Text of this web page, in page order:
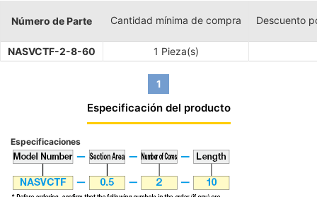
Número de Parte Cantidad mínima de compra Descuento
NASVCTF-2-8-60 1 Pieza(s)
1
Especificación del producto
Especificaciones